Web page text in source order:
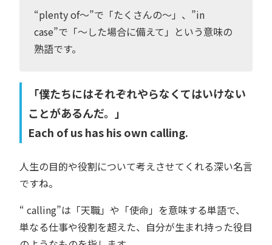
“plenty of〜”で「たくさんの〜」、”in
case”で「〜した場合に備えて」という意味の
熟語です。
「僕たちにはそれぞれやらなくてはいけない
ことがあるんだ。」
Each of us has his own calling.
人生の目的や役割について考えさせてくれる深い名言
ですね。
“ calling”は「天職」や「使命」を意味する単語で、
単なる仕事や役割を超えた、自分が生まれ持った役目